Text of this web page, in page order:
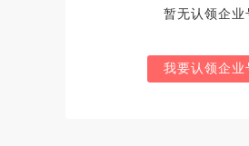
暂无认领企业
我要认领企业